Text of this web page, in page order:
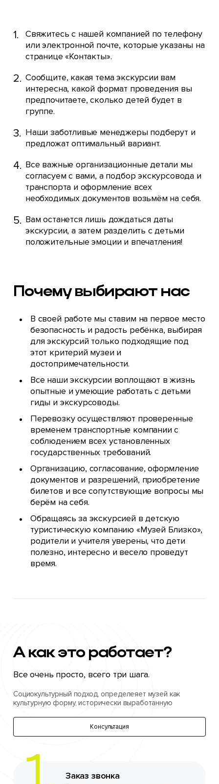
Свяжитесь с нашей компанией по телефону
или электронной почте, которые указаны на
странице «Контакты».
Сообщите, какая тема экскурсии вам
интересна, какой формат проведения вы
предпочитаете, сколько детей будет в
группе.
Наши заботливые менеджеры подберут и
предложат оптимальный вариант.
Все важные организационные детали мы
согласуем с вами, а подбор экскурсовода и
транспорта и оформление всех
необходимых документов возьмём на себя.
Вам останется лишь дождаться даты
экскурсии, а затем разделить с детьми
положительные эмоции и впечатления!
Почему выбирают нас
В своей работе мы ставим на первое место
безопасность и радость ребёнка, выбирая
для экскурсий только подходящие под
этот критерий музеи и
достопримечательности.
Все наши экскурсии воплощают в жизнь
опытные и умеющие работать с детьми
гиды и экскурсоводы.
Перевозку осуществляют проверенные
временем транспортные компании с
соблюдением всех установленных
государственных требований.
Организацию, согласование, оформление
документов и разрешений, приобретение
билетов и все сопутствующие вопросы мы
берём на себя.
Обращаясь за экскурсией в детскую
туристическую компанию «Музей Близко»,
родители и учителя уверены, что дети
полезно, интересно и весело проведут
время.
А какэто работает?
Все очень просто, всего три шага.
Социокультурный подход, определеяет музей как
культурную форму, исторически выработанную
Консультация
Заказ звонка